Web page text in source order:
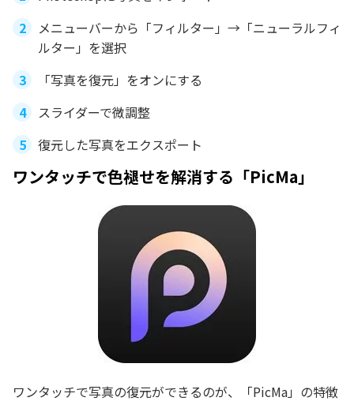
メニューバーから「フィルター」→「ニューラルフィ
ルター」を選択
「写真を復元」をオンにする
スライダーで微調整
復元した写真をエクスポート
ワンタッチで色褪せを解消する「PicMa」
ワンタッチで写真の復元ができるのが、「PicMa」の特徴